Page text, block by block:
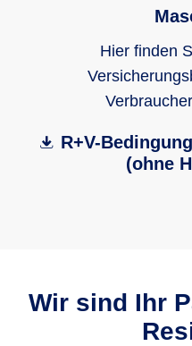
Hier finden
R+V-
(ohne
Wir sind Ihr